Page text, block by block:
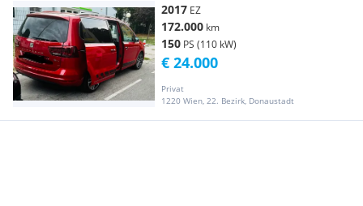
2017 EZ
172.000 km
150 PS (110 kW)
Privat
1220 Wien, 22. Bezirk, Donaustadt
€ 24.000